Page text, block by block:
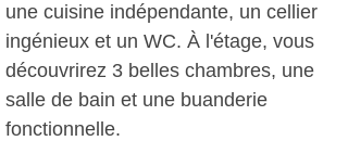
une cuisine indépendante, un cellier
ingénieux et un WC. À l'étage, vous
découvrirez 3 belles chambres, une
salle de bain et une buanderie
fonctionnelle.